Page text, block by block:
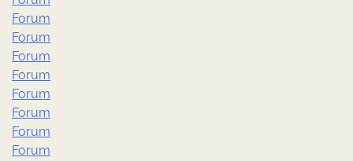
Forum
Forum
Forum
Forum
Forum
Forum
Forum
Forum